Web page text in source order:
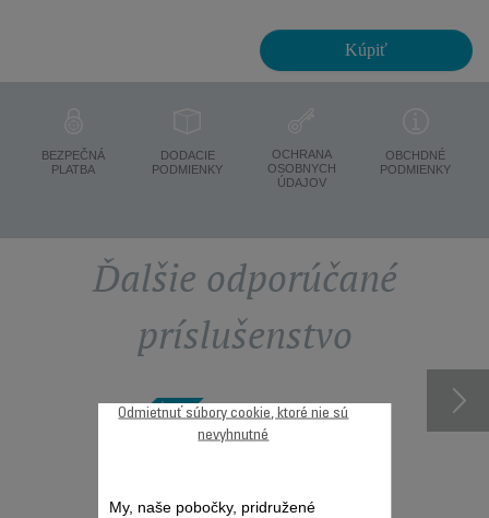
Kúpiť
BEZPEČNÁ
PLATBA
DODACIE
PODMIENKY
OCHRANA
OSOBNYCH
ÚDAJOV
OBCHDNÉ
PODMIENKY
Ďalšie odporúčané
príslušenstvo
My, naše pobočky, pridružené
Odmietnuť súbory cookie, ktoré nie sú
nevyhnutné